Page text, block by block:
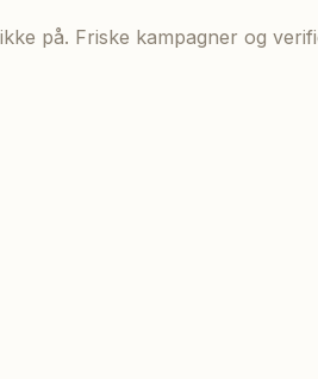
på. Friske kampagner og